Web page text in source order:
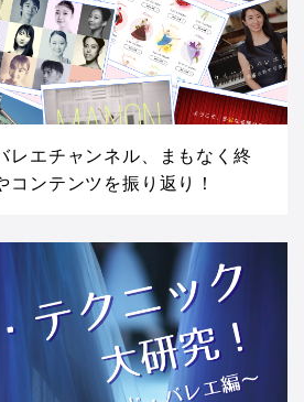
レエチャンネル、まもなく終
コンテンツを振り返り！